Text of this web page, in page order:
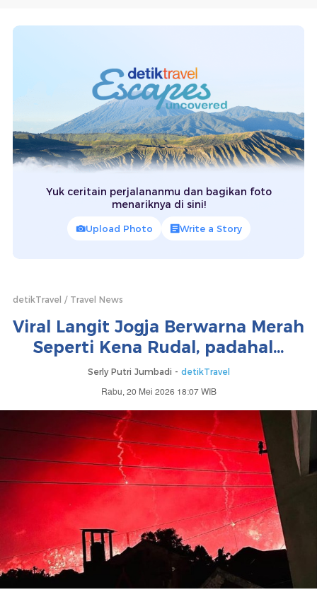
Yuk ceritain perjalananmu dan bagikan foto
menariknya di sini!
Upload Photo Write a Story
detikTravel Travel News
Viral Langit Jogja Berwarna Merah
Seperti Kena Rudal, padahal...
Serly Putri Jumbadi - detikTravel
Rabu, 20 Mei 2026 18:07 WIB